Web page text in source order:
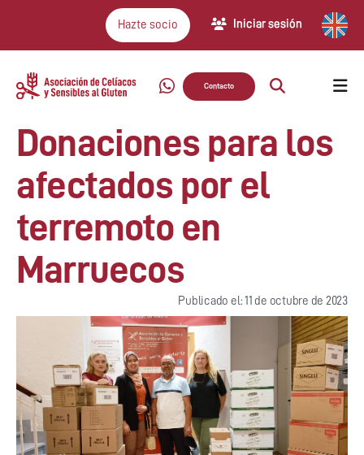
Hazte socio Iniciar sesión
Contacto
Donaciones para los
afectados por el
terremoto en
Marruecos
Publicado el: 11 de octubre de 2023